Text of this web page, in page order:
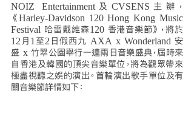
NOIZ Entertainment及CVSENS主辦，
《Harley-Davidson 120 Hong Kong Music
Festival 哈雷戴維森120 香港音樂節》，將於
12月1至2日假西九 AXA x Wonderland 安
盛 x 竹翠公園舉行一連兩日音樂盛典，屆時來
自香港及韓國的頂尖音樂單位，將為觀眾帶來
極盡視聽之娛的演出。首輪演出歌手單位及有
關音樂節詳情如下：